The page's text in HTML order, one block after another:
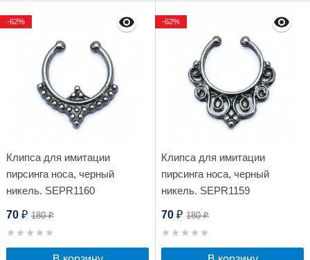
Клипса для имитации
пирсинга носа, черный
никель. SEPR1160
70 ₽ 180₽
-62%
Клипса для имитации
пирсинга носа, черный
никель. SEPR1159
70 ₽ 180₽
-62%